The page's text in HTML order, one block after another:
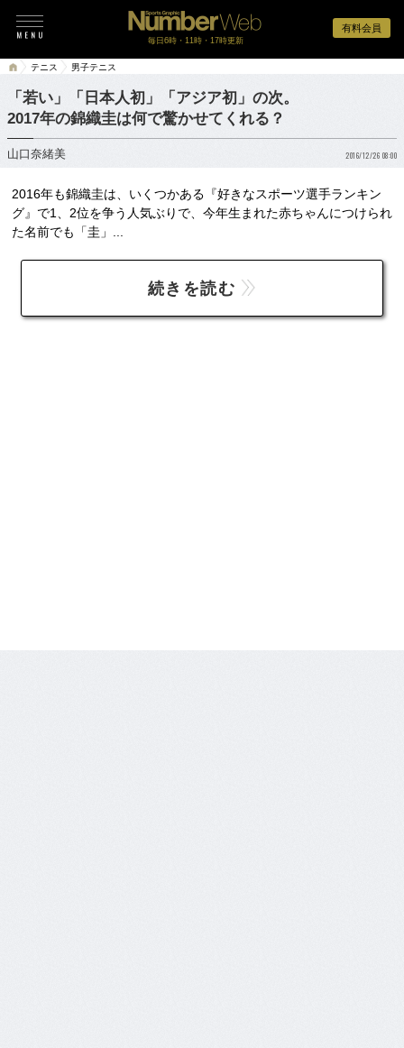
有料会員
毎日6時・11時・17時更新
テニス 男子テニス
「若い」「日本人初」「アジア初」の次。
2017年の錦織圭は何で驚かせてくれる？
山口奈緒美 2016/12/26 08:00
2016年も錦織圭は、いくつかある『好きなスポーツ選手ランキン
グ』で1、2位を争う人気ぶりで、今年生まれた赤ちゃんにつけられ
た名前でも「圭」...
続きを読む